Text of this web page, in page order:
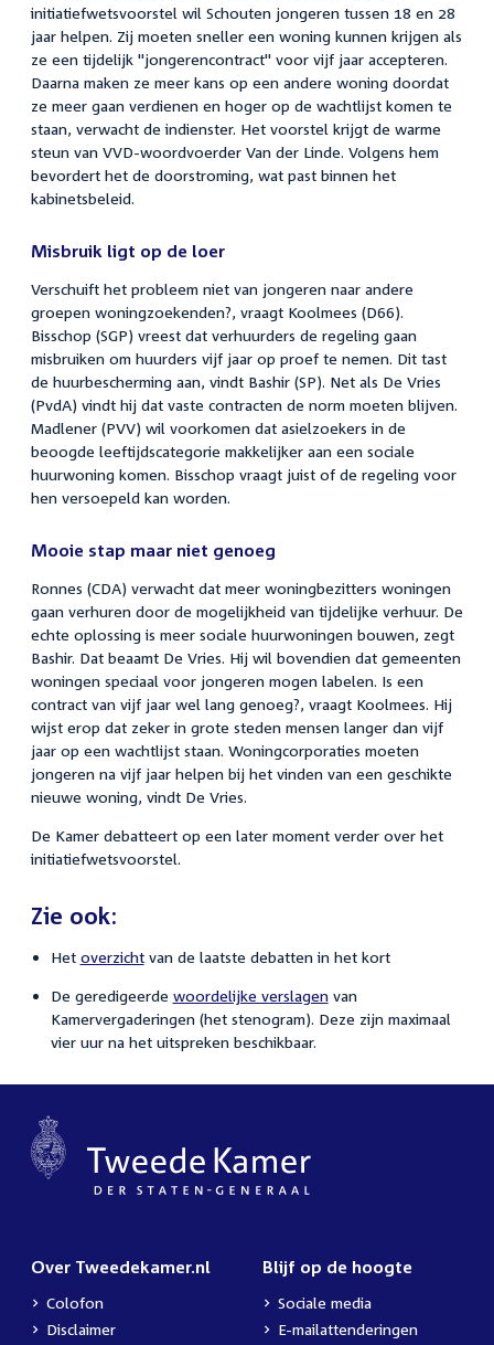
initiatiefwetsvoorstel wil Schouten jongeren tussen 18 en 28
jaar helpen. Zij moeten sneller een woning kunnen krijgen als
ze een tijdelijk "jongerencontract" voor vijf jaar accepteren.
Daarna maken ze meer kans op een andere woning doordat
ze meer gaan verdienen en hoger op de wachtlijst komen te
staan, verwacht de indienster. Het voorstel krijgt de warme
steun van VVD-woordvoerder Van der Linde. Volgens hem
bevordert het de doorstroming, wat past binnen het
kabinetsbeleid.
Misbruik ligt op de loer
Verschuift het probleem niet van jongeren naar andere
groepen woningzoekenden?, vraagt Koolmees (D66).
Bisschop (SGP) vreest dat verhuurders de regeling gaan
misbruiken om huurders vijf jaar op proef te nemen. Dit tast
de huurbescherming aan, vindt Bashir (SP). Net als De Vries
(PvdA) vindt hij dat vaste contracten de norm moeten blijven.
Madlener (PVV) wil voorkomen dat asielzoekers in de
beoogde leeftijdscategorie makkelijker aan een sociale
huurwoning komen. Bisschop vraagt juist of de regeling voor
hen versoepeld kan worden.
Mooie stap maar niet genoeg
Ronnes (CDA) verwacht dat meer woningbezitters woningen
gaan verhuren door de mogelijkheid van tijdelijke verhuur. De
echte oplossing is meer sociale huurwoningen bouwen, zegt
Bashir. Dat beaamt De Vries. Hij wil bovendien dat gemeenten
woningen speciaal voor jongeren mogen labelen. Is een
contract van vijf jaar wel lang genoeg?, vraagt Koolmees. Hij
wijst erop dat zeker in grote steden mensen langer dan vijf
jaar op een wachtlijst staan. Woningcorporaties moeten
jongeren na vijf jaar helpen bij het vinden van een geschikte
nieuwe woning, vindt De Vries.
De Kamer debatteert op een later moment verder over het
initiatiefwetsvoorstel.
Zie ook:
Het overzichtvan de laatste debatten in het kort
De geredigeerde woordelijke verslagenvan
Kamervergaderingen (het stenogram). Deze zijn maximaal
vier uur na het uitspreken beschikbaar.
Over Tweedekamer.nl
Colofon
Disclaimer
Blijf op de hoogte
Sociale media
E-mailattenderingen